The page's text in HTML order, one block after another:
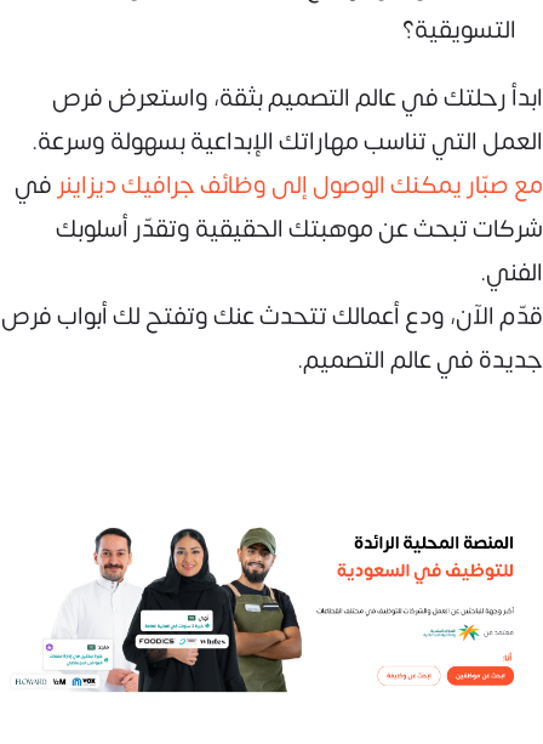
التسويقية؟
ابدأ رحلتك في عالم التصميم بثقة، واستعرض فرص
العمل التي تناسب مهاراتك الإبداعية بسهولة وسرعة.
مع صبّار يمكنك الوصول إلى وظائف جرافيك ديزاينر في
شركات تبحث عن موهبتك الحقيقية وتقدّر أسلوبك
الفني.
قدّم الآن، ودع أعمالك تتحدث عنك وتفتح لك أبواب فرص
جديدة في عالم التصميم.